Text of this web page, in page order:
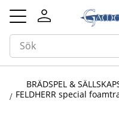
Meny
BRÄDSPEL &
FELDHERR special